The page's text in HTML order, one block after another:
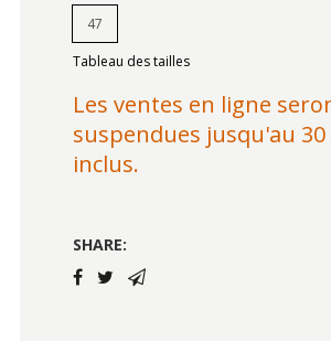
47
Tableau des tailles
Les ventes en ligne
suspendues jusqu'au
inclus.
SHARE: